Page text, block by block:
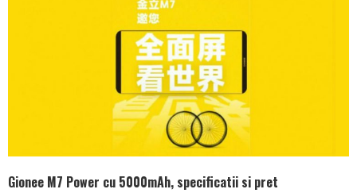
Gionee M7 Power cu 5000mAh, specificatii si pret